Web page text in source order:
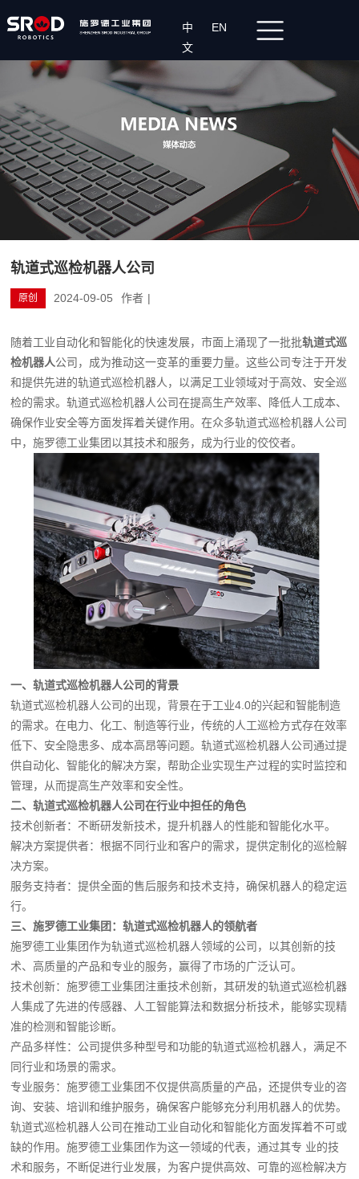
中
文
EN
轨道式巡检机器人公司
原创 2024-09-05 作者 |
随着工业自动化和智能化的快速发展，市面上涌现了一批批轨道式巡
检机器人公司，成为推动这一变革的重要力量。这些公司专注于开发
和提供先进的轨道式巡检机器人，以满足工业领域对于高效、安全巡
检的需求。轨道式巡检机器人公司在提高生产效率、降低人工成本、
确保作业安全等方面发挥着关键作用。在众多轨道式巡检机器人公司
中，施罗德工业集团以其技术和服务，成为行业的佼佼者。
一、轨道式巡检机器人公司的背景
轨道式巡检机器人公司的出现，背景在于工业4.0的兴起和智能制造
的需求。在电力、化工、制造等行业，传统的人工巡检方式存在效率
低下、安全隐患多、成本高昂等问题。轨道式巡检机器人公司通过提
供自动化、智能化的解决方案，帮助企业实现生产过程的实时监控和
管理，从而提高生产效率和安全性。
二、轨道式巡检机器人公司在行业中担任的角色
技术创新者：不断研发新技术，提升机器人的性能和智能化水平。
解决方案提供者：根据不同行业和客户的需求，提供定制化的巡检解
决方案。
服务支持者：提供全面的售后服务和技术支持，确保机器人的稳定运
行。
三、施罗德工业集团：轨道式巡检机器人的领航者
施罗德工业集团作为轨道式巡检机器人领域的公司，以其创新的技
术、高质量的产品和专业的服务，赢得了市场的广泛认可。
技术创新：施罗德工业集团注重技术创新，其研发的轨道式巡检机器
人集成了先进的传感器、人工智能算法和数据分析技术，能够实现精
准的检测和智能诊断。
产品多样性：公司提供多种型号和功能的轨道式巡检机器人，满足不
同行业和场景的需求。
专业服务：施罗德工业集团不仅提供高质量的产品，还提供专业的咨
询、安装、培训和维护服务，确保客户能够充分利用机器人的优势。
轨道式巡检机器人公司在推动工业自动化和智能化方面发挥着不可或
缺的作用。施罗德工业集团作为这一领域的代表，通过其专 业的技
术和服务，不断促进行业发展，为客户提供高效、可靠的巡检解决方